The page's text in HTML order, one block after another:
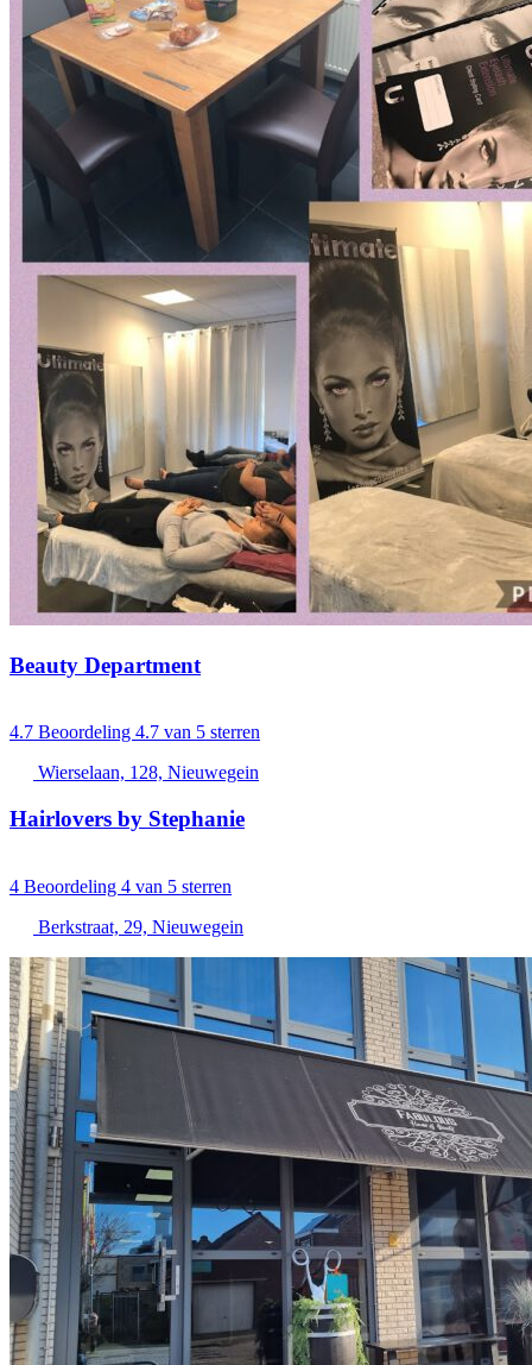
Beauty Department
4.7 Beoordeling 4.7 van 5 sterren
Wierselaan, 128, Nieuwegein
Hairlovers by Stephanie
4 Beoordeling 4 van 5 sterren
Berkstraat, 29, Nieuwegein